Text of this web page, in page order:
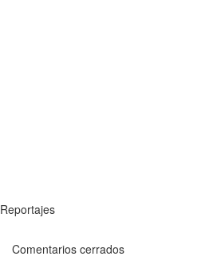
Reportajes
Comentarios cerrados